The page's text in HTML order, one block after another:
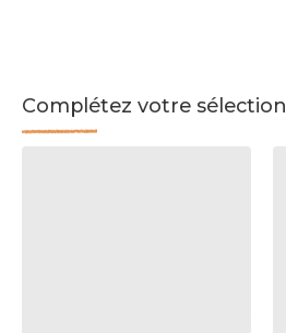
Complétez votre sélection